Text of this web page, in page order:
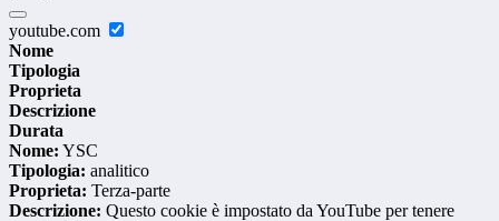
youtube.com
Nome
Tipologia
Proprieta
Descrizione
Durata
Nome: YSC
Tipologia: analitico
Proprieta: Terza-parte
Descrizione: Questo cookie è impostato da YouTube per tenere